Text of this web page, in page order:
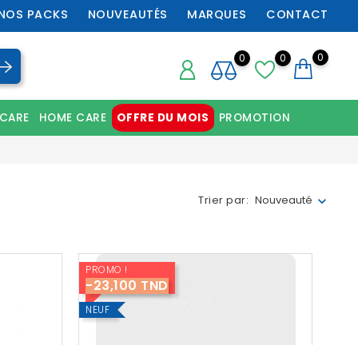
PACKS NOUVEAUTÉS MARQUES CONTACT
0 0
0
HOME CARE OFFRE DU MOIS PROMOTION
Trier par: Nouveauté
PROMO !
-23,100 TND
NEUF